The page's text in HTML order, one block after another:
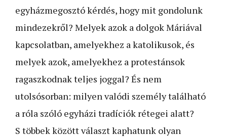
egyházmegosztó kérdés, hogy mit gondolunk
mindezekről? Melyek azok a dolgok Máriával
kapcsolatban, amelyekhez a katolikusok, és
melyek azok, amelyekhez a protestánsok
ragaszkodnak teljes joggal? És nem
utolsósorban: milyen valódi személy található
a róla szóló egyházi tradíciók rétegei alatt?
S többek között választ kaphatunk olyan